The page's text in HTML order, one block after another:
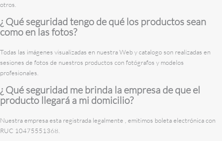
otros.
¿ Qué seguridad tengo de qué los productos sean
como en las fotos?
Todas las imágenes visualizadas en nuestra Web y catalogo son realizadas en
sesiones de fotos de nuestros productos con fotógrafos y modelos
profesionales.
¿ Qué seguridad me brinda la empresa de que el
producto llegará a mi domicilio?
Nuestra empresa esta registrada legalmente , emitimos boleta electrónica con
RUC 10475551368.